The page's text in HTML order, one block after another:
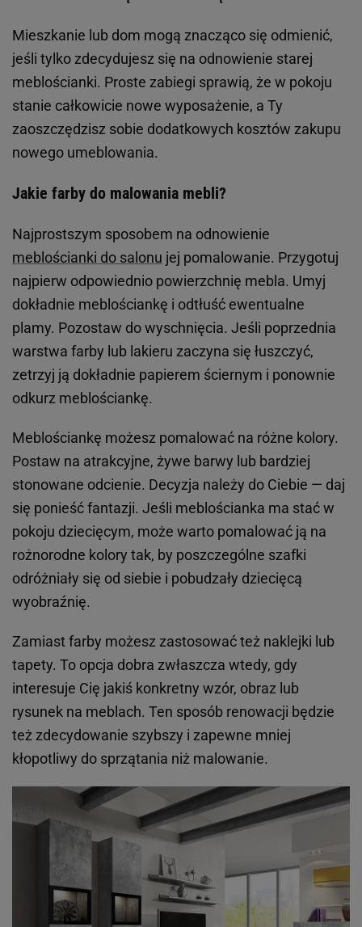
Mieszkanie lub dom mogą znacząco się odmienić,
jeśli tylko zdecydujesz się na odnowienie starej
meblościanki. Proste zabiegi sprawią, że w pokoju
stanie całkowicie nowe wyposażenie, a Ty
zaoszczędzisz sobie dodatkowych kosztów zakupu
nowego umeblowania.
Jakie farby do malowania mebli?
Najprostszym sposobem na odnowienie
meblościanki do salonu jej pomalowanie. Przygotuj
najpierw odpowiednio powierzchnię mebla. Umyj
dokładnie meblościankę i odtłuść ewentualne
plamy. Pozostaw do wyschnięcia. Jeśli poprzednia
warstwa farby lub lakieru zaczyna się łuszczyć,
zetrzyj ją dokładnie papierem ściernym i ponownie
odkurz meblościankę.
Meblościankę możesz pomalować na różne kolory.
Postaw na atrakcyjne, żywe barwy lub bardziej
stonowane odcienie. Decyzja należy do Ciebie — daj
się ponieść fantazji. Jeśli meblościanka ma stać w
pokoju dziecięcym, może warto pomalować ją na
rożnorodne kolory tak, by poszczególne szafki
odróżniały się od siebie i pobudzały dziecięcą
wyobraźnię.
Zamiast farby możesz zastosować też naklejki lub
tapety. To opcja dobra zwłaszcza wtedy, gdy
interesuje Cię jakiś konkretny wzór, obraz lub
rysunek na meblach. Ten sposób renowacji będzie
też zdecydowanie szybszy i zapewne mniej
kłopotliwy do sprzątania niż malowanie.